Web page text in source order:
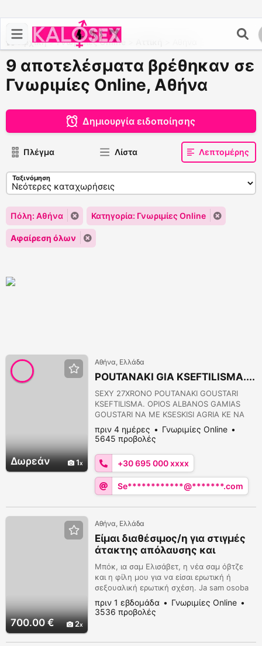
Αρχική >Γνωριμίες Online
9 αποτελέσματα βρέθηκαν σε
Γνωριμίες Online, Αθήνα
Δημιουργία ειδοποίησης
Πλέγμα Λίστα Λεπτομέρης
Ταξινόμηση
Πόλη: Αθήνα Κατηγορία: Γνωριμίες Online
Αφαίρεση όλων
Δωρεάν 1
Αθήνα, Ελλάδα
POUTANAKI GIA KSEFTILISMA....
SEXY 27XRONO POUTANAKI GOUSTARI
KSEFTILISMA. OPIOS ALBANOS GAMIAS
GOUSTARI NA ME KSESKISI AGRIA KE NA
ME XISI PANTOU AS STILI MINIMA NA
KANONISOUME SINANTISI. ERXESE MOU
GAMAS AGRIA TO STOMATAKI KE TO
KOLARAKI OSES FORES GOUSTARIS ME
XINIS KE FEBGIS. MESA KE SE PARTOUZA
ME 1 I PERISOTEROUS FILOUS SOU. NA
MOU GAMATE OLES TIS TRIPES
πριν 4 ημέρες
Γνωριμίες Online
5645 προβολές
+30 695 000 xxxx
Se************@*******.com
700.00 € 2
Αθήνα, Ελλάδα
Είμαι διαθέσιμος/η για στιγμές
άτακτης απόλαυσης και
οικονομικό μασάζ
Μπόκ, ια σαμ Ελισάβετ, η νέα σαμ όβτζε
και η φίλη μου για να είσαι ερωτική ή
σεξουαλική ερωτική σχέση. Ja sam osoba
koja je tek stigla ovdje i I ovdje sam da
zadovoljim tvoje seksualne ž
πριν 1 εβδομάδα
Γνωριμίες Online
3536 προβολές